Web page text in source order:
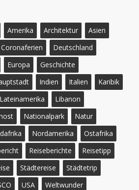
Amerika Architektur
Asien
Coronaferien
Deutschland
Europa
Geschichte
Indien Italien
Karibik
Lateinamerika
Libanon
Nationalpark
Natur
Nordamerika
Ostafrika
Reiseberichte
Reisetipp
Städtereise
Städtetrip
USA
Weltwunder